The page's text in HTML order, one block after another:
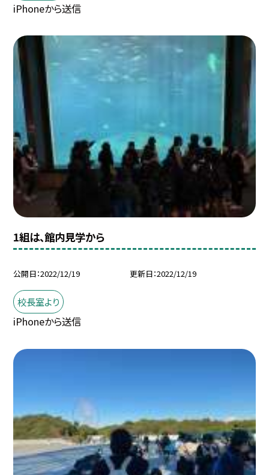
iPhoneから送信
1組は、館内見学から
公開日 2022/12/19 更新日 2022/12/19
校長室より
iPhoneから送信